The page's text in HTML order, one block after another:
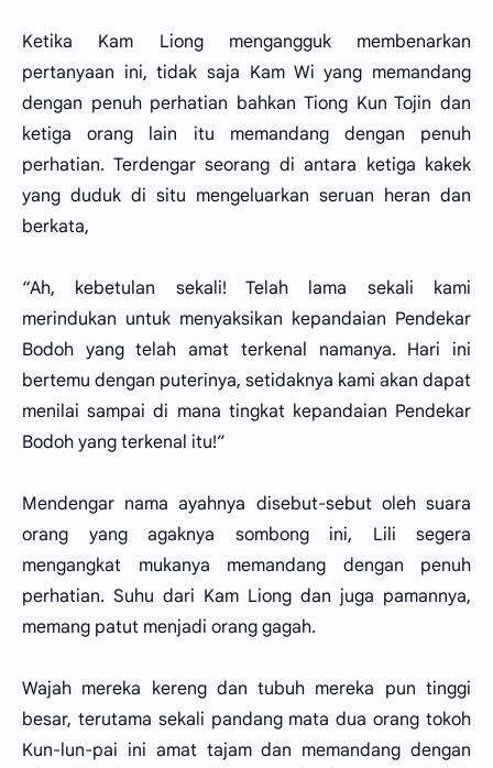
Ketika Kam Liong mengangguk membenarkan
pertanyaan ini, tidak saja Kam Wi yang memandang
dengan penuh perhatian bahkan Tiong Kun Tojin dan
ketiga orang lain itu memandang dengan penuh
perhatian. Terdengar seorang di antara ketiga kakek
yang duduk di situ mengeluarkan seruan heran dan
berkata,
“Ah, kebetulan sekali! Telah lama sekali kami
merindukan untuk menyaksikan kepandaian Pendekar
Bodoh yang telah amat terkenal namanya. Hari ini
bertemu dengan puterinya, setidaknya kami akan dapat
menilai sampai di mana tingkat kepandaian Pendekar
Bodoh yang terkenal itu!”
Mendengar nama ayahnya disebut-sebut oleh suara
orang yang agaknya sombong ini, Lili segera
mengangkat mukanya memandang dengan penuh
perhatian. Suhu dari Kam Liong dan juga pamannya,
memang patut menjadi orang gagah.
Wajah mereka kereng dan tubuh mereka pun tinggi
besar, terutama sekali pandang mata dua orang tokoh
Kun-lun-pai ini amat tajam dan memandang dengan